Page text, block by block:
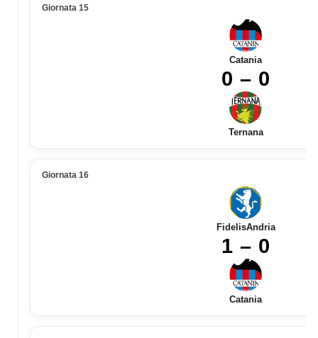
Giornata 15
Catania
0 – 0
Ternana
Giornata 16
FidelisAndria
1 – 0
Catania